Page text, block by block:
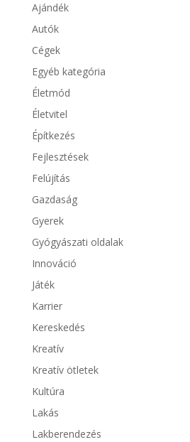
Ajándék
Autók
Cégek
Egyéb kategória
Életmód
Életvitel
Építkezés
Fejlesztések
Felújítás
Gazdaság
Gyerek
Gyógyászati oldalak
Innováció
Játék
Karrier
Kereskedés
Kreatív
Kreatív ötletek
Kultúra
Lakás
Lakberendezés